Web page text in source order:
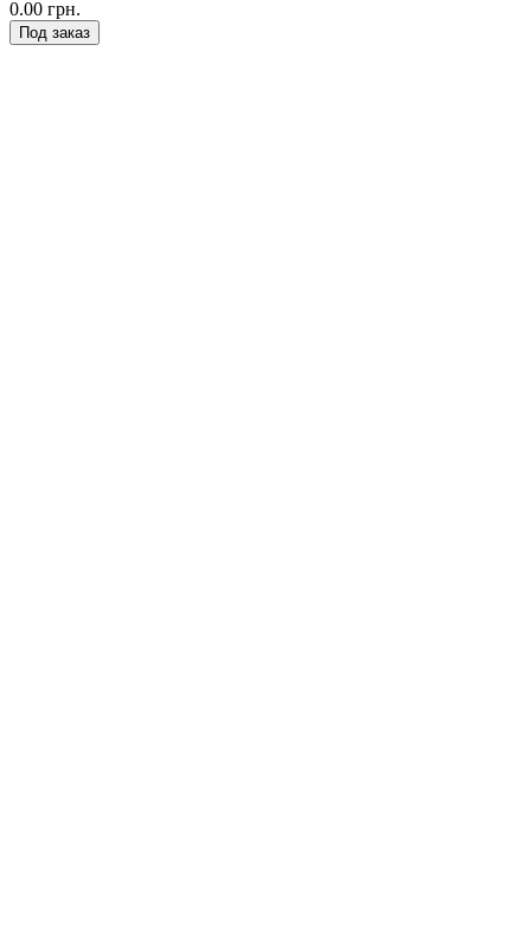
0.00 грн.
Под заказ